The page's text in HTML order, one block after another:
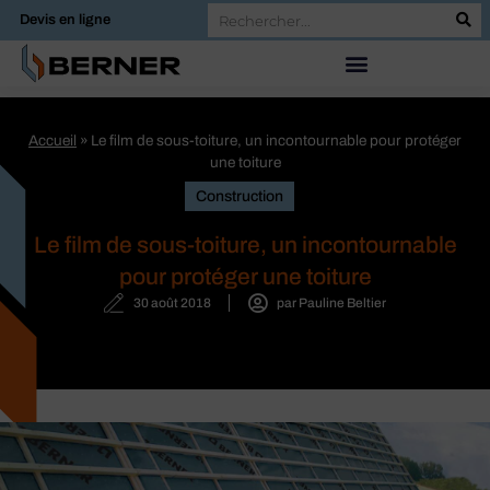
Devis en ligne
Accueil » Le film de sous-toiture, un incontournable pour protéger
une toiture
Construction
Le film de sous-toiture, un incontournable
pour protéger une toiture
30 août 2018 par Pauline Beltier